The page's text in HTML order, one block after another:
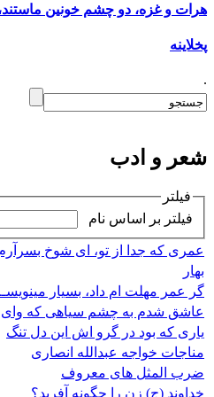
هرات و غزه، دو چشم خونین
پخلاینه
.
شعر و ادب
فیلتر
فیلتر بر اساس نام
عمری که جدا از تو، ای شوخ
بهار
گر عمر مهلت ام داد، بسیار
عاشق شدم به چشم سیاهی که وای
یاری که بود در گرو اش این دل تنگ
مناجات خواجه عبدالله انصاری
ضرب المثل های معروف
خداوند (ج) زن را چگونه آفرید؟